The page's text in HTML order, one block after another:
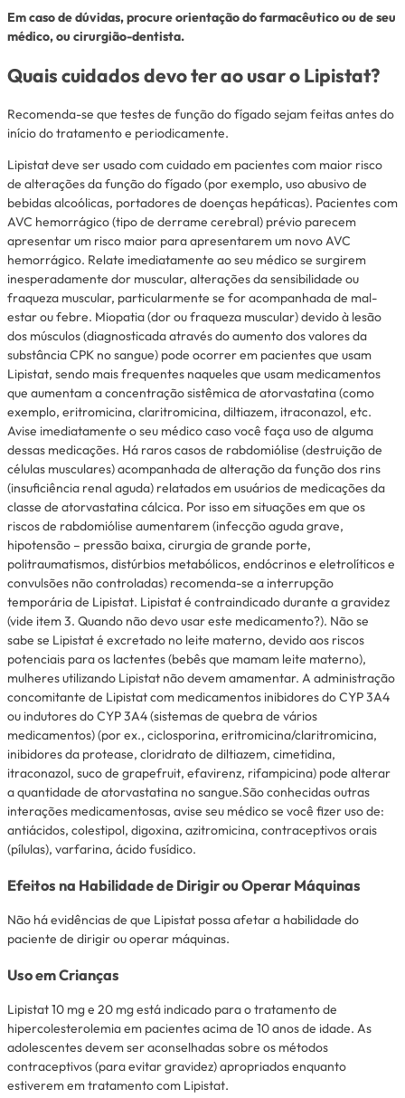
Em caso de dúvidas, procure orientação do farmacêutico ou de seu
médico, ou cirurgião-dentista.
Quais cuidados devo ter ao usar o Lipistat?
Recomenda-se que testes de função do fígado sejam feitas antes do
início do tratamento e periodicamente.
Lipistat deve ser usado com cuidado em pacientes com maior risco
de alterações da função do fígado (por exemplo, uso abusivo de
bebidas alcoólicas, portadores de doenças hepáticas). Pacientes com
AVC hemorrágico (tipo de derrame cerebral) prévio parecem
apresentar um risco maior para apresentarem um novo AVC
hemorrágico. Relate imediatamente ao seu médico se surgirem
inesperadamente dor muscular, alterações da sensibilidade ou
fraqueza muscular, particularmente se for acompanhada de mal-
estar ou febre. Miopatia (dor ou fraqueza muscular) devido à lesão
dos músculos (diagnosticada através do aumento dos valores da
substância CPK no sangue) pode ocorrer em pacientes que usam
Lipistat, sendo mais frequentes naqueles que usam medicamentos
que aumentam a concentração sistêmica de atorvastatina (como
exemplo, eritromicina, claritromicina, diltiazem, itraconazol, etc.
Avise imediatamente o seu médico caso você faça uso de alguma
dessas medicações. Há raros casos de rabdomiólise (destruição de
células musculares) acompanhada de alteração da função dos rins
(insuficiência renal aguda) relatados em usuários de medicações da
classe de atorvastatina cálcica. Por isso em situações em que os
riscos de rabdomiólise aumentarem (infecção aguda grave,
hipotensão – pressão baixa, cirurgia de grande porte,
politraumatismos, distúrbios metabólicos, endócrinos e eletrolíticos e
convulsões não controladas) recomenda-se a interrupção
temporária de Lipistat. Lipistat é contraindicado durante a gravidez
(vide item 3. Quando não devo usar este medicamento?). Não se
sabe se Lipistat é excretado no leite materno, devido aos riscos
potenciais para os lactentes (bebês que mamam leite materno),
mulheres utilizando Lipistat não devem amamentar. A administração
concomitante de Lipistat com medicamentos inibidores do CYP 3A4
ou indutores do CYP 3A4 (sistemas de quebra de vários
medicamentos) (por ex., ciclosporina, eritromicina/claritromicina,
inibidores da protease, cloridrato de diltiazem, cimetidina,
itraconazol, suco de grapefruit, efavirenz, rifampicina) pode alterar
a quantidade de atorvastatina no sangue.São conhecidas outras
interações medicamentosas, avise seu médico se você fizer uso de:
antiácidos, colestipol, digoxina, azitromicina, contraceptivos orais
(pílulas), varfarina, ácido fusídico.
Efeitos na Habilidade de Dirigir ou Operar Máquinas
Não há evidências de que Lipistat possa afetar a habilidade do
paciente de dirigir ou operar máquinas.
Uso em Crianças
Lipistat 10 mg e 20 mg está indicado para o tratamento de
hipercolesterolemia em pacientes acima de 10 anos de idade. As
adolescentes devem ser aconselhadas sobre os métodos
contraceptivos (para evitar gravidez) apropriados enquanto
estiverem em tratamento com Lipistat.